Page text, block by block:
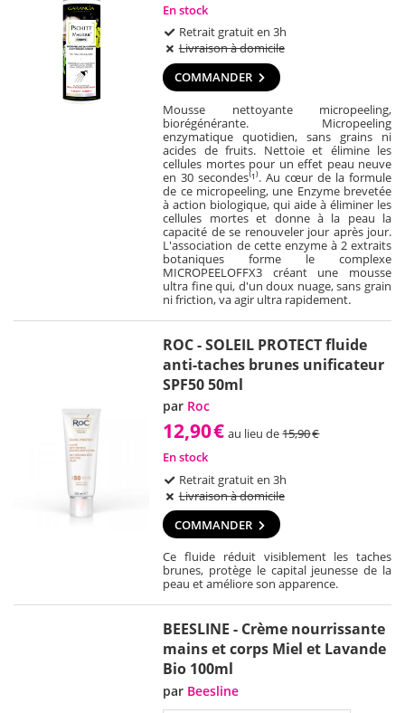
En stock
Retrait gratuit en 3h
Livraison à domicile
COMMANDER
Mousse nettoyante micropeeling,
biorégénérante. Micropeeling
enzymatique quotidien, sans grains ni
acides de fruits. Nettoie et élimine les
cellules mortes pour un effet peau neuve
en 30 secondes⁽¹⁾. Au cœur de la formule
de ce micropeeling, une Enzyme brevetée
à action biologique, qui aide à éliminer les
cellules mortes et donne à la peau la
capacité de se renouveler jour après jour.
L'association de cette enzyme à 2 extraits
botaniques forme le complexe
MICROPEELOFFX3 créant une mousse
ultra fine qui, d'un doux nuage, sans grain
ni friction, va agir ultra rapidement.
ROC - SOLEIL PROTECT fluide
anti-taches brunes unificateur
SPF50 50ml
par Roc
12,90€ au lieu de15,90€
En stock
Retrait gratuit en 3h
Livraison à domicile
COMMANDER
Ce fluide réduit visiblement les taches
brunes, protège le capital jeunesse de la
peau et améliore son apparence.
BEESLINE - Crème nourrissante
mains et corps Miel et Lavande
Bio 100ml
par Beesline